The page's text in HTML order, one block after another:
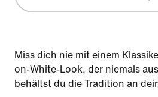
Miss dich nie mit einem
on-White-Look, der niemals
behältst du die Tradition an